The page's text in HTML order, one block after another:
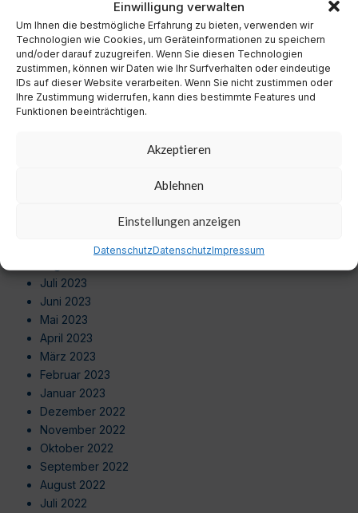
Einwilligung verwalten
Um Ihnen die bestmögliche Erfahrung zu bieten, verwenden wir
Technologien wie Cookies, um Geräteinformationen zu speichern
und/oder darauf zuzugreifen. Wenn Sie diesen Technologien
zustimmen, können wir Daten wie Ihr Surfverhalten oder eindeutige
IDs auf dieser Website verarbeiten. Wenn Sie nicht zustimmen oder
Ihre Zustimmung widerrufen, kann dies bestimmte Features und
Funktionen beeinträchtigen.
Akzeptieren
Ablehnen
Einstellungen anzeigen
DatenschutzDatenschutzImpressum
September 2024
August 2024
Juli 2024
Juni 2024
Mai 2024
April 2024
September 2023
Juli 2023
Juni 2023
Mai 2023
April 2023
März 2023
Februar 2023
Januar 2023
Dezember 2022
November 2022
Oktober 2022
September 2022
August 2022
Juli 2022